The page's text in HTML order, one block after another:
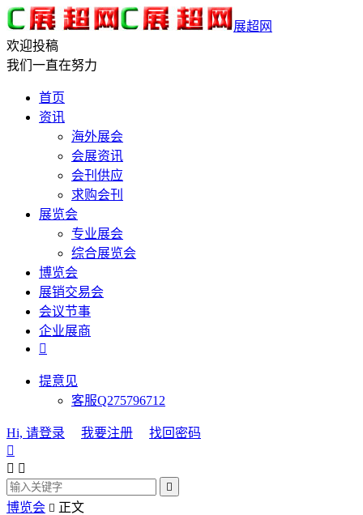
展超网
欢迎投稿
我们一直在努力
首页
资讯
海外展会
会展资讯
会刊供应
求购会刊
展览会
专业展会
综合展览会
博览会
展销交易会
会议节事
企业展商

提意见
客服Q275796712
Hi, 请登录 我要注册
找回密码

 

博览会  正文